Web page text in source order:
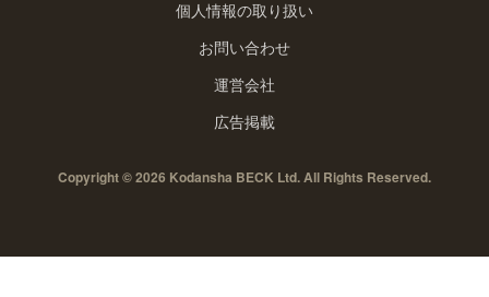
個人情報の取り扱い
お問い合わせ
運営会社
広告掲載
Copyright © 2026 Kodansha BECK Ltd. All Rights Reserved.